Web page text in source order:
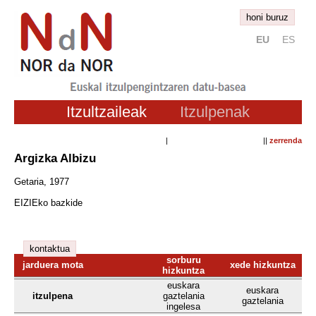
honi buruz
EU ES
Itzultzaileak Itzulpenak
| || zerrenda
Argizka Albizu
Getaria, 1977
EIZIEko bazkide
kontaktua
jarduera mota
sorburu
hizkuntza
xede hizkuntza
itzulpena
euskara
gaztelania
ingelesa
euskara
gaztelania